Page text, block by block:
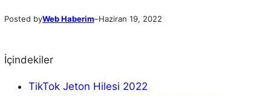
Posted byWeb Haberim–Haziran 19, 2022
İçindekiler
TikTok Jeton Hilesi 2022